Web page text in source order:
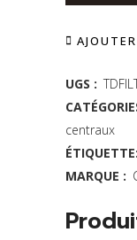
en
mousse
12X6po
quantity
UGS :
centraux
ÉTIQUETTE:
MARQUE :